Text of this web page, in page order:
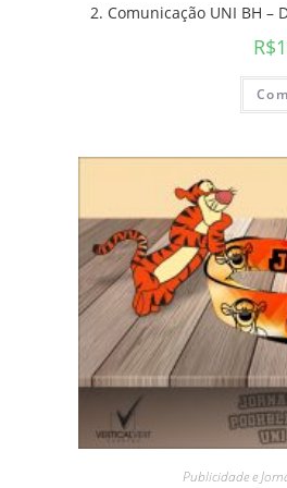
2. Comunicação UNI BH –
R$
Publicidade e